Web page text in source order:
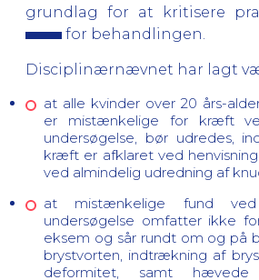
grundlag for at kritisere
for behandlingen.
Disciplinærnævnet har lagt
at alle kvinder over 20 års-
er mistænkelige for kræft
undersøgelse, bør udredes,
kræft er afklaret ved
ved almindelig udredning af
at mistænkelige fund
undersøgelse omfatter ikke
eksem og sår rundt om og på
brystvorten, indtrækning af
deformitet, samt